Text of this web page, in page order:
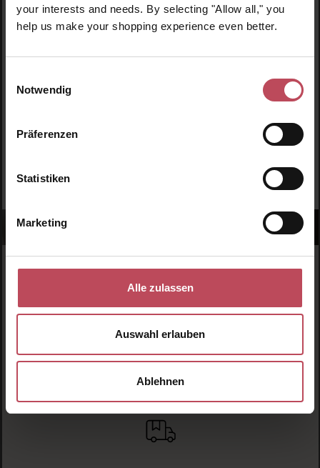
your interests and needs. By selecting "Allow all," you
help us make your shopping experience even better.
Notwendig
Präferenzen
Statistiken
Marketing
Alle zulassen
Auswahl erlauben
Ablehnen
Anmelden & exklusive Vorteile
genießen!
Melde dich jetzt zum Newsletter an und erhalte als
keine Beauty-News mehr und erhalte exklusive Rabatte!
1-3 Werktage Lieferzeit (AT und DE)